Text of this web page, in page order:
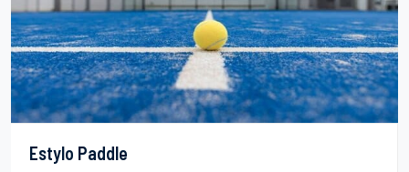
Estylo Paddle